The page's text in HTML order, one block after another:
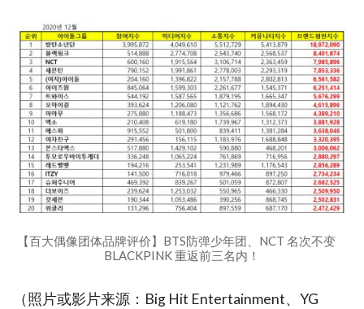
【百大偶像团体品牌评价】BTS防弹少年团、NCT 名次不变
BLACKPINK 重返前三名内！
（照片或影片来源：Big Hit Entertainment、YG